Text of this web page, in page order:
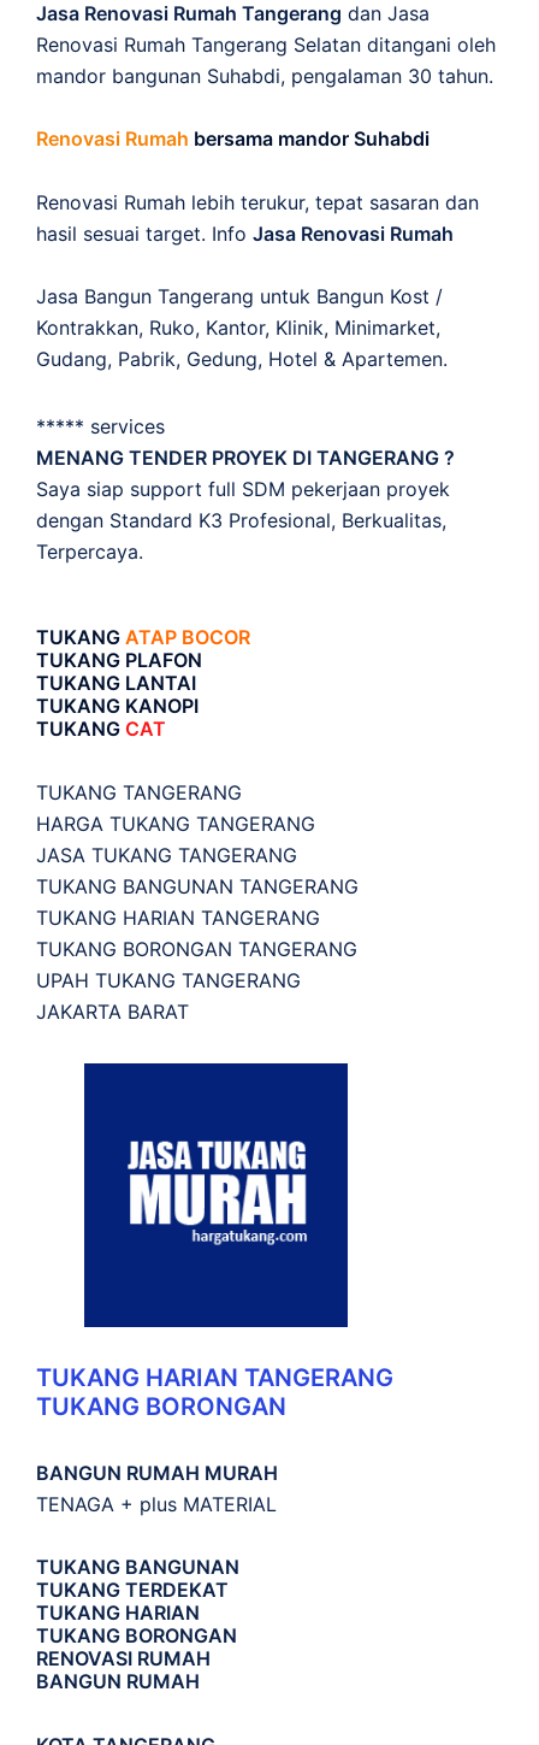
Jasa Renovasi Rumah Tangerang dan Jasa
Renovasi Rumah Tangerang Selatan ditangani oleh
mandor bangunan Suhabdi, pengalaman 30 tahun.
Renovasi Rumah bersama mandor Suhabdi
Renovasi Rumah lebih terukur, tepat sasaran dan
hasil sesuai target. Info Jasa Renovasi Rumah
Jasa Bangun Tangerang untuk Bangun Kost /
Kontrakkan, Ruko, Kantor, Klinik, Minimarket,
Gudang, Pabrik, Gedung, Hotel & Apartemen.
***** services
MENANG TENDER PROYEK DI TANGERANG ?
Saya siap support full SDM pekerjaan proyek
dengan Standard K3 Profesional, Berkualitas,
Terpercaya.
TUKANG ATAP BOCOR
TUKANG PLAFON
TUKANG LANTAI
TUKANG KANOPI
TUKANG CAT
TUKANG TANGERANG
HARGA TUKANG TANGERANG
JASA TUKANG TANGERANG
TUKANG BANGUNAN TANGERANG
TUKANG HARIAN TANGERANG
TUKANG BORONGAN TANGERANG
UPAH TUKANG TANGERANG
JAKARTA BARAT
TUKANG HARIAN TANGERANG
TUKANG BORONGAN
BANGUN RUMAH MURAH
TENAGA + plus MATERIAL
TUKANG BANGUNAN
TUKANG TERDEKAT
TUKANG HARIAN
TUKANG BORONGAN
RENOVASI RUMAH
BANGUN RUMAH